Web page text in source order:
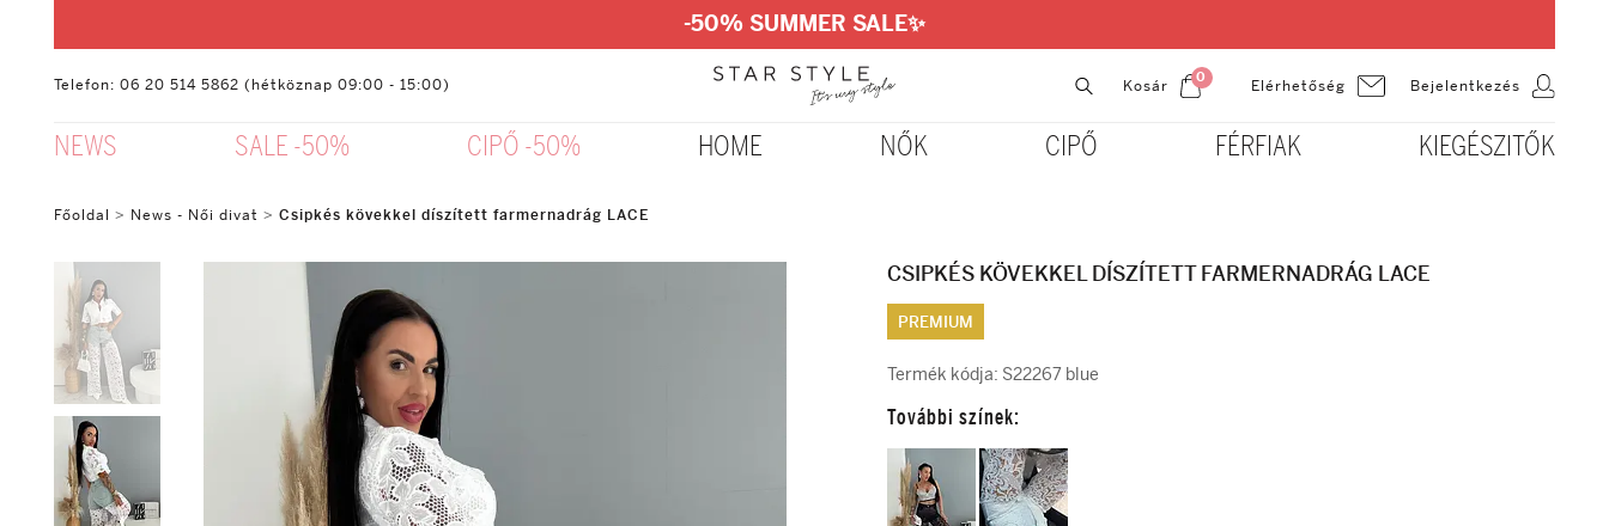
-50% SUMMER SALE✨
Telefon: 06 20 514 5862 (hétköznap 09:00 - 15:00) Kosár
0
Elérhetőség Bejelentkezés
NEWS SALE -50% CIPŐ -50% HOME NŐK CIPŐ FÉRFIAK KIEGÉSZITŐK
Főoldal > News - Női divat > Csipkés kövekkel díszített farmernadrág LACE
CSIPKÉS KÖVEKKEL DÍSZÍTETT FARMERNADRÁG LACE
PREMIUM
Termék kódja: S22267 blue
További színek: